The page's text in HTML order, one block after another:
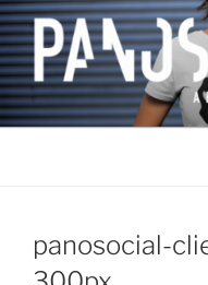
Saltar
para
o
conteúdo
Uma estoria
panosocial-